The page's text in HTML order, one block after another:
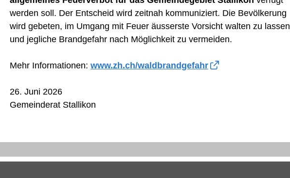
werden soll. Der Entscheid wird zeitnah kommuniziert. Die Bevölkerung
wird gebeten, im Umgang mit Feuer äusserste Vorsicht walten zu lassen
und jegliche Brandgefahr nach Möglichkeit zu vermeiden.
Mehr Informationen: www.zh.ch/waldbrandgefahr
26. Juni 2026
Gemeinderat Stallikon